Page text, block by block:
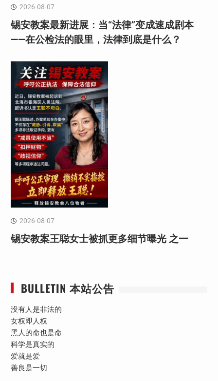
2026-08-07
锡安教案最新进展：当“法律”变成速成剧本
——在公检法的眼里，法律到底是什么？
2026-08-07
锡安教案王聪女士被抓更多细节曝光 之一
BULLETIN 本站公告
没有人是非法的
女权即人权
黑人的命也是命
科学是真实的
爱就是爱
善良是一切